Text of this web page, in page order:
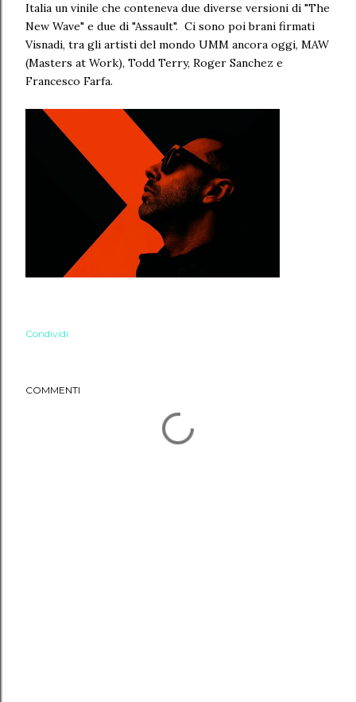
Italia un vinile che conteneva due diverse versioni di "The
New Wave" e due di "Assault". Ci sono poi brani firmati
Visnadi, tra gli artisti del mondo UMM ancora oggi, MAW
(Masters at Work), Todd Terry, Roger Sanchez e
Francesco Farfa.
Condividi
COMMENTI